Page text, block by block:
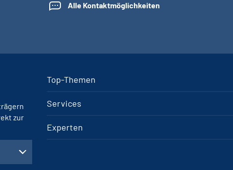
Alle Kontaktmöglichkeiten
Top-Themen
Services
Experten
zur